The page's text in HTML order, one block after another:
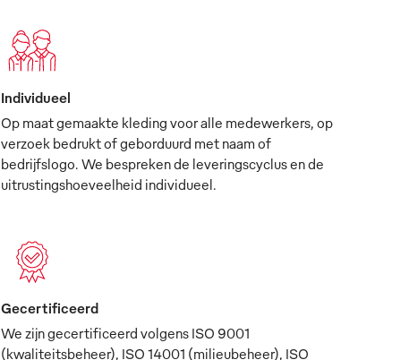
Individueel
Op maat gemaakte kleding voor alle medewerkers, op
verzoek bedrukt of geborduurd met naam of
bedrijfslogo. We bespreken de leveringscyclus en de
uitrustingshoeveelheid individueel.
Gecertificeerd
We zijn gecertificeerd volgens ISO 9001
(kwaliteitsbeheer), ISO 14001 (milieubeheer), ISO